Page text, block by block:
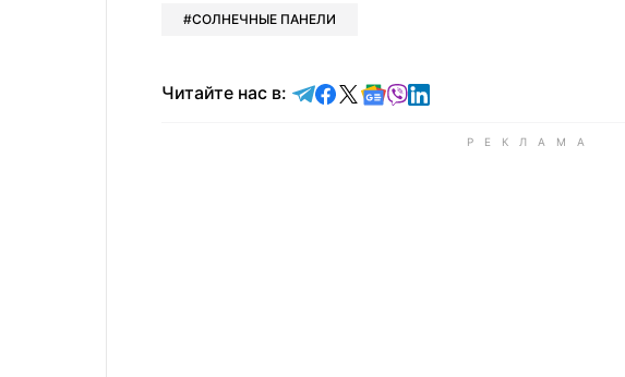
СОЛНЕЧНЫЕ ПАНЕЛИ
Читайте нас в: Читайте в Telegram
Читайте в Facebook
Читайте в X
Читайте в Google news
Читайте в Viber
Читайте в LinkedIn